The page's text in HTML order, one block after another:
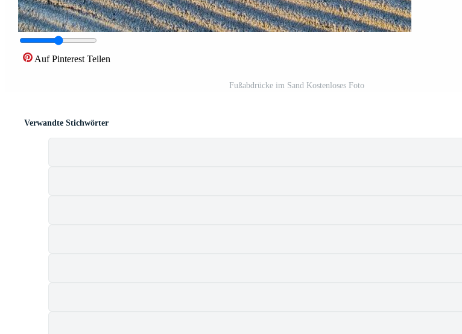
Auf Pinterest Teilen
Fußabdrücke im Sand Kostenloses Foto
Verwandte Stichwörter